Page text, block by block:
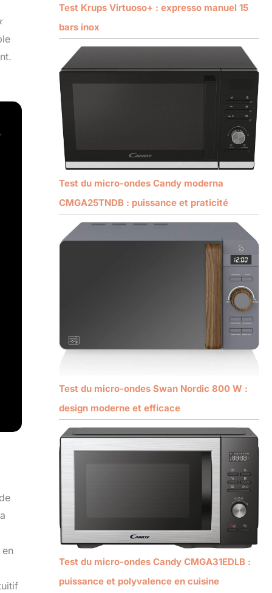
Test Krups Virtuoso+ : expresso manuel 15
bars inox
Test du micro-ondes Candy moderna
CMGA25TNDB : puissance et praticité
Test du micro-ondes Swan Nordic 800 W :
design moderne et efficace
Test du micro-ondes Candy CMGA31EDLB :
puissance et polyvalence en cuisine